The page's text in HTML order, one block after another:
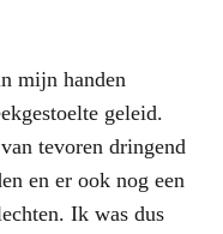
mijn handen
geleid.
tevoren dringend
en er ook nog een
Ik was dus